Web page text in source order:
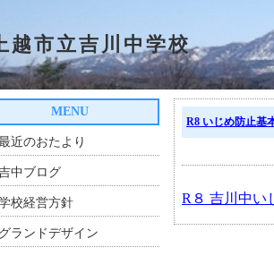
越市立吉川中学校
MENU
近のおたより
中ブログ
校経営方針
グランドデザイン
R8 いじめ防止基
R８ 吉川中い